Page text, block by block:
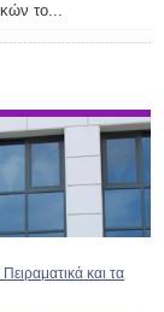
το...
και τα